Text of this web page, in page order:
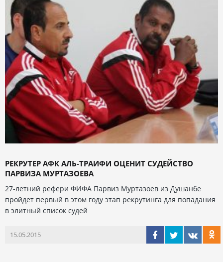
РЕКРУТЕР АФК АЛЬ-ТРАИФИ ОЦЕНИТ СУДЕЙСТВО
ПАРВИЗА МУРТАЗОЕВА
27-летний рефери ФИФА Парвиз Муртазоев из Душанбе
пройдет первый в этом году этап рекрутинга для попадания
в элитный список судей
15.05.2015